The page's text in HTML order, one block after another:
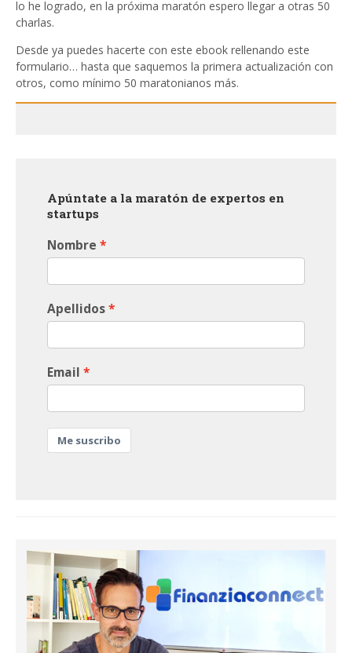
lo he logrado, en la próxima maratón espero llegar a otras 50
charlas.
Desde ya puedes hacerte con este ebook rellenando este
formulario… hasta que saquemos la primera actualización con
otros, como mínimo 50 maratonianos más.
Apúntate a la maratón de expertos en
startups
Nombre
Apellidos
Email
Me suscribo